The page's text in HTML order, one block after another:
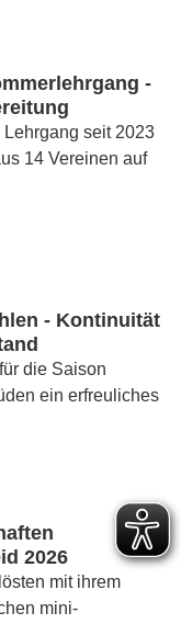
-
seit 2023
14 Vereinen auf
- Kontinuität
die Saison
ein erfreuliches
2026
mit ihrem
mini-